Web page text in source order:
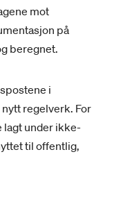
mot
på
beregnet.
i
regelverk. For
lagt under ikke-
til offentlig,